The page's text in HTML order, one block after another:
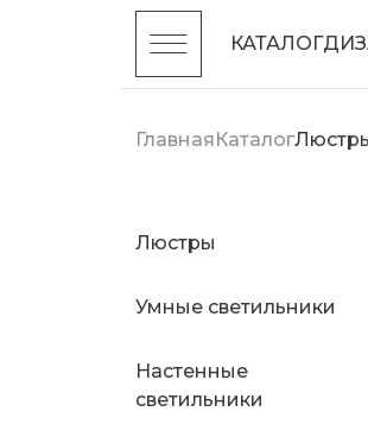
КАТАЛОГ
ГлавнаяКаталог
Люстры
Умные светильники
Настенные
светильники